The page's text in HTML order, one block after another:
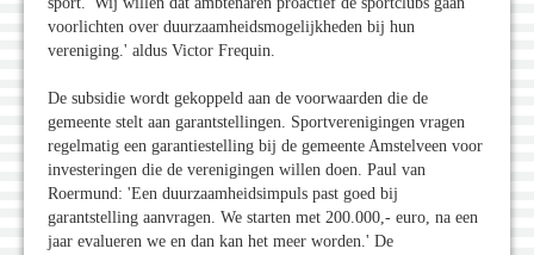
voorlichten over duurzaamheidsmogelijkheden bij hun
vereniging.' aldus Victor Frequin.
De subsidie wordt gekoppeld aan de voorwaarden die de
gemeente stelt aan garantstellingen. Sportverenigingen vragen
regelmatig een garantiestelling bij de gemeente Amstelveen voor
investeringen die de verenigingen willen doen. Paul van
Roermund: 'Een duurzaamheidsimpuls past goed bij
garantstelling aanvragen. We starten met 200.000,- euro, na een
jaar evalueren we en dan kan het meer worden.' De